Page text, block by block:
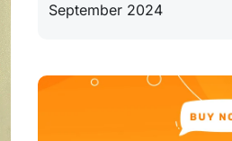
September 2024